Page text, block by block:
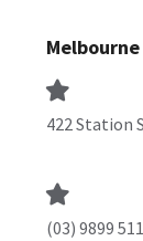
Melbourne
422 Station
(03) 9899